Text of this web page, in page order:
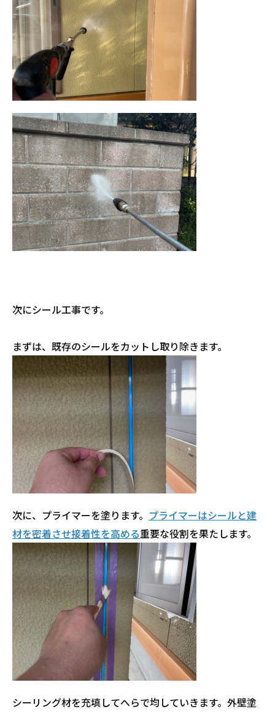
次にシール工事です。
まずは、既存のシールをカットし取り除きます。
次に、プライマーを塗ります。 プライマーはシールと建
材を密着させ接着性を高める重要な役割を果たします。
シーリング材を充填してへらで均していきます。外壁塗